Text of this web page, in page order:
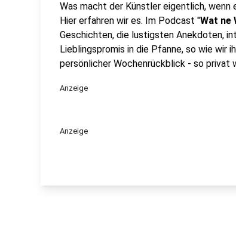
Was macht der Künstler eigentlich, wenn
Hier erfahren wir es. Im Podcast "Wat ne
Geschichten, die lustigsten Anekdoten,
Lieblingspromis in die Pfanne, so wie wir
persönlicher Wochenrückblick - so privat
Anzeige
Anzeige